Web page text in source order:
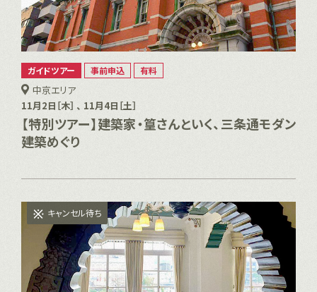
ガイドツアー 事前申込 有料
中京エリア
11月2日［木］ 、 11月4日［土］
【特別ツアー】建築家・篁さんといく、三条通モダン
建築めぐり
キャンセル待ち